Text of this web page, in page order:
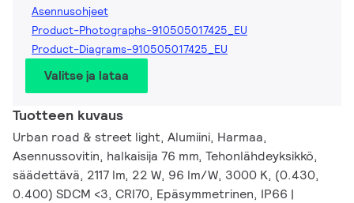
Asennusohjeet
Product-Photographs-910505017425_EU
Product-Diagrams-910505017425_EU
Valitse ja lataa
Tuotteen kuvaus
Urban road & street light, Alumiini, Harmaa,
Asennussovitin, halkaisija 76 mm, Tehonlähdeyksikkö,
säädettävä, 2117 lm, 22 W, 96 lm/W, 3000 K, (0.430,
0.400) SDCM <3, CRI70, Epäsymmetrinen, IP66 |